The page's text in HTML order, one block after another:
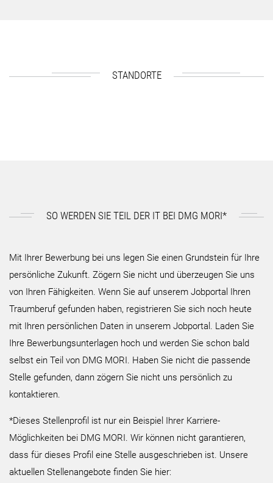
STANDORTE
SO WERDEN SIE TEIL DER IT BEI DMG MORI*
Mit Ihrer Bewerbung bei uns legen Sie einen Grundstein für Ihre
persönliche Zukunft. Zögern Sie nicht und überzeugen Sie uns
von Ihren Fähigkeiten. Wenn Sie auf unserem Jobportal Ihren
Traumberuf gefunden haben, registrieren Sie sich noch heute
mit Ihren persönlichen Daten in unserem Jobportal. Laden Sie
Ihre Bewerbungsunterlagen hoch und werden Sie schon bald
selbst ein Teil von DMG MORI. Haben Sie nicht die passende
Stelle gefunden, dann zögern Sie nicht uns persönlich zu
kontaktieren.
*Dieses Stellenprofil ist nur ein Beispiel Ihrer Karriere-
Möglichkeiten bei DMG MORI. Wir können nicht garantieren,
dass für dieses Profil eine Stelle ausgeschrieben ist. Unsere
aktuellen Stellenangebote finden Sie hier: